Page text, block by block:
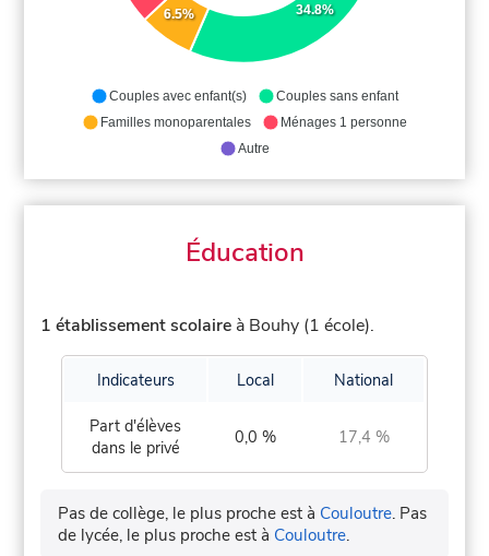
34.8%
6.5%
Couples avec enfant(s)
Couples sans enfant
Familles monoparentales
Ménages 1 personne
Autre
Éducation
1 établissement scolaire à Bouhy (1 école).
Indicateurs Local National
Part d'élèves
dans le privé
0,0 % 17,4 %
Pas de collège, le plus proche est à Couloutre. Pas
de lycée, le plus proche est à Couloutre.